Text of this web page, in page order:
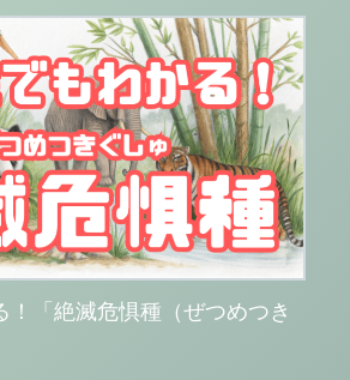
！「絶滅危惧種（ぜつめつき